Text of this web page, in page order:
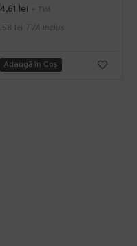
4,61 lei + TVA
lei TVA inclus
Adaugă în Coş